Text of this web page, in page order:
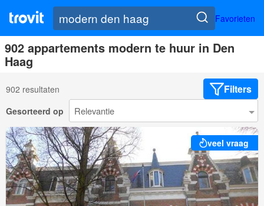
Favorieten
902 appartements modern te huur in Den
Haag
902 resultaten Filters
Gesorteerd op
veel vraag